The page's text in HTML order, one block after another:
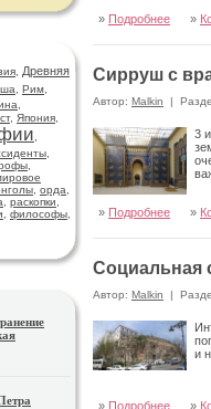
Древняя
Рим
, Япония
орда
раскопки
философы
» Подробнее »
Сирруш с
Автор: Malkin |
3
» Подробнее »
Социальная
Автор: Malkin |
и
» Подробнее »